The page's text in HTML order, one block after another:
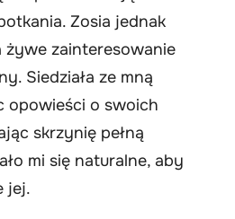
Zosia jednak
żywe zainteresowanie
Siedziała ze mną
opowieści o swoich
skrzynię pełną
mi się naturalne, aby
jej.